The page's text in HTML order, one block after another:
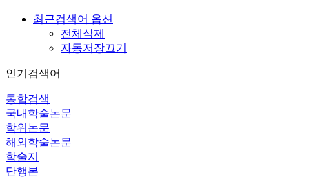
최근검색어 옵션
전체삭제
자동저장끄기
인기검색어
통합검색
국내학술논문
학위논문
해외학술논문
학술지
단행본